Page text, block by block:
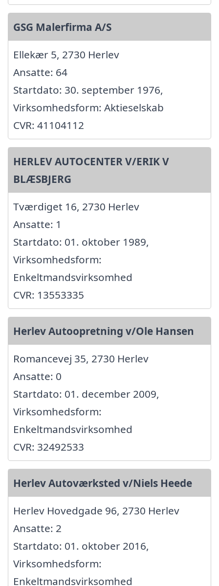
GSG Malerfirma A/S
Ellekær 5, 2730 Herlev
Ansatte: 64
Startdato: 30. september 1976,
Virksomhedsform: Aktieselskab
CVR: 41104112
HERLEV AUTOCENTER V/ERIK V
BLÆSBJERG
Tværdiget 16, 2730 Herlev
Ansatte: 1
Startdato: 01. oktober 1989,
Virksomhedsform:
Enkeltmandsvirksomhed
CVR: 13553335
Herlev Autoopretning v/Ole Hansen
Romancevej 35, 2730 Herlev
Ansatte: 0
Startdato: 01. december 2009,
Virksomhedsform:
Enkeltmandsvirksomhed
CVR: 32492533
Herlev Autoværksted v/Niels Heede
Herlev Hovedgade 96, 2730 Herlev
Ansatte: 2
Startdato: 01. oktober 2016,
Virksomhedsform:
Enkeltmandsvirksomhed